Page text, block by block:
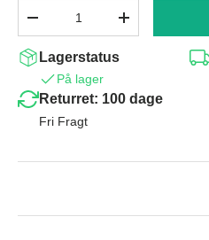
-
+
Lagerstatus
På lager
Returret: 100 dage
Fri Fragt